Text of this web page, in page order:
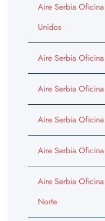
Aire Serbia Oficina
Unidos
Aire Serbia
Aire Serbia
Aire Serbia
Aire Serbia Oficina
Aire Serbia
Norte